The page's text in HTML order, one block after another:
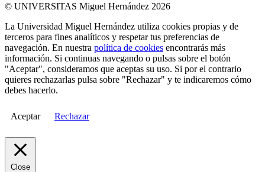
© UNIVERSITAS Miguel Hernández 2026
La Universidad Miguel Hernández utiliza cookies propias y de
terceros para fines analíticos y respetar tus preferencias de
navegación. En nuestra política de cookies encontrarás más
información. Si continuas navegando o pulsas sobre el botón
"Aceptar", consideramos que aceptas su uso. Si por el contrario
quieres rechazarlas pulsa sobre "Rechazar" y te indicaremos cómo
debes hacerlo.
Aceptar Rechazar
Close